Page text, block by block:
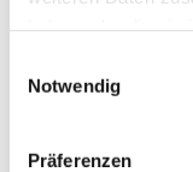
Notwendig
Präferenzen
Archiv
Februar 2026
Oktober 2025